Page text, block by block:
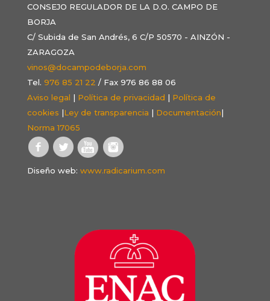
CONSEJO REGULADOR DE LA D.O. CAMPO DE
BORJA
C/ Subida de San Andrés, 6 C/P 50570 - AINZÓN -
ZARAGOZA
vinos@docampodeborja.com
Tel. 976 85 21 22 / Fax 976 86 88 06
Aviso legal | Política de privacidad | Política de
cookies |Ley de transparencia | Documentación|
Norma 17065
Diseño web: www.radicarium.com